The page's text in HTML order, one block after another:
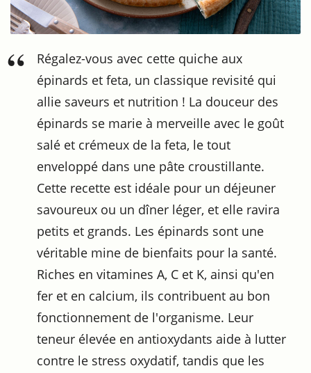
Régalez-vous avec cette quiche aux
épinards et feta, un classique revisité qui
allie saveurs et nutrition ! La douceur des
épinards se marie à merveille avec le goût
salé et crémeux de la feta, le tout
enveloppé dans une pâte croustillante.
Cette recette est idéale pour un déjeuner
savoureux ou un dîner léger, et elle ravira
petits et grands. Les épinards sont une
véritable mine de bienfaits pour la santé.
Riches en vitamines A, C et K, ainsi qu'en
fer et en calcium, ils contribuent au bon
fonctionnement de l'organisme. Leur
teneur élevée en antioxydants aide à lutter
contre le stress oxydatif, tandis que les